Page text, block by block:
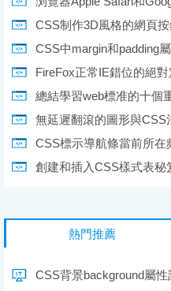
CSS制作3D風格的網頁
CSS中margin和padding
FireFox正常IE錯位的絕
總結學習web標准的十個
無延遲翻滾的圖形與CSS
CSS標示導航條當前所在
創建和插入CSS樣式表秘
熱門推薦
CSS背景background屬性